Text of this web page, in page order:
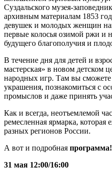
Суздальского музея-
архивным материалам 1853
девушек и молодых женщин
первые колосья озимой ржи и
будущего благополучия и
В течение дня для детей и
мастерская» в новом
народных игр. Там вы
украшения, познакомиться с
промыслов и даже принять
Как и всегда, неотъемлемой
ремесленная ярмарка, которая
разных регионов России.
А вот и подробная программа!
31 мая 12:00/16:00